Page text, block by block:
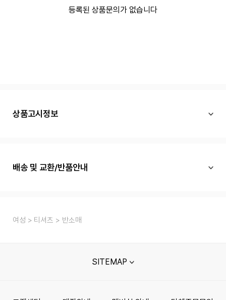
등록된 상품문의가 없습니다
상품고시정보
배송 및 교환/반품안내
여성 티셔츠 반소매
SITEMAP